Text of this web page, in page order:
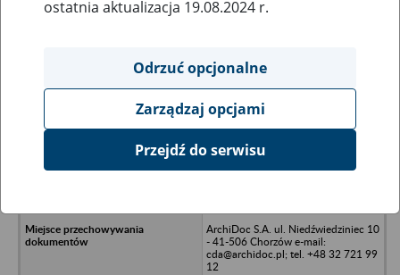
Ukryj wszystkie pozycje bazy
Zakład Robót Górniczych i
ArchiDoc S.A. ul. Niedźwiedziniec 10
- 41-506 Chorzów e-mail:
cda@archidoc.pl; tel. +48 32 721 99
12
ostatnia aktualizacja 19.08.2024 r.
Odrzuć opcjonalne
Zarządzaj opcjami
Przejdź do serwisu